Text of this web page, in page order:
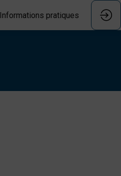
Informations pratiques